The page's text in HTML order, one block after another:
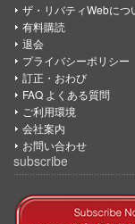
ザ・リバティWebにつ
有料購読
退会
プライバシーポリシー
訂正・おわび
FAQ よくある質問
ご利用環境
会社案内
お問い合わせ
subscribe